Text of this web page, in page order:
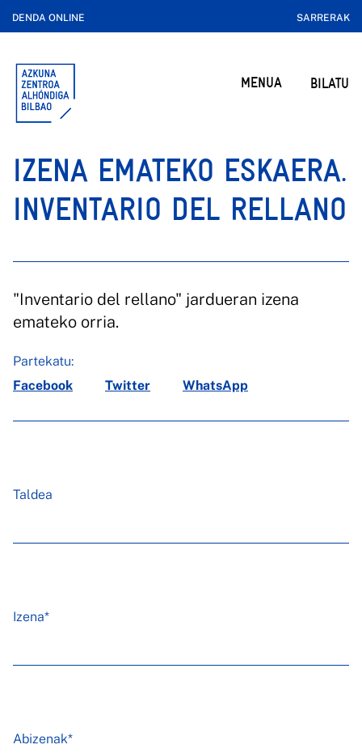
DENDA ONLINE SARRERAK
MENUA BILATU
IZENA EMATEKO ESKAERA.
INVENTARIO DEL RELLANO
"Inventario del rellano" jardueran izena
emateko orria.
Partekatu:
Facebook
Twitter WhatsApp
Taldea
Izena*
Abizenak*